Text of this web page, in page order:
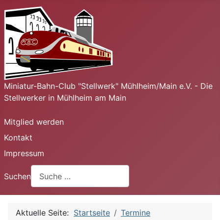
Miniatur-Bahn-Club "Stellwerk" Mühlheim/Main e.V. - Die
Stellwerker in Mühlheim am Main
Mitglied werden
Kontakt
Impressum
Suchen
Aktuelle Seite: Startseite
Termine